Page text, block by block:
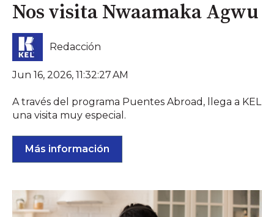
Nos visita Nwaamaka Agwu
Redacción
Jun 16, 2026, 11:32:27 AM
A través del programa Puentes Abroad, llega a KEL
una visita muy especial.
Más información